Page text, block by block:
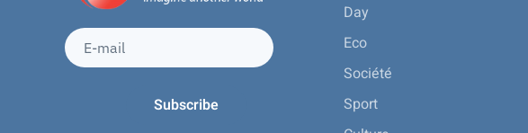
Day
Eco
Société
Sport